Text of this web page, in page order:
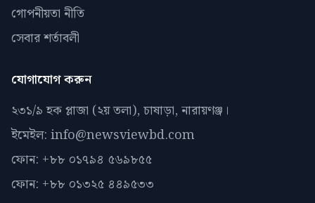
গোপনীয়তা নীতি
সেবার শর্তাবলী
যোগাযোগ করুন
২৩১/৯ হক প্লাজা (২য় তলা), চাষাড়া, নারায়ণঞ্জ।
ইমেইল: info@newsviewbd.com
ফোন: +৮৮ ০১৭৯৪ ৫৬৯৮৫৫
ফোন: +৮৮ ০১৩২৫ ৪৪৯৫৩৩